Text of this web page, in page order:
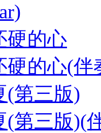
硬的心
硬的心(伴
(第三版)
(第三版)(